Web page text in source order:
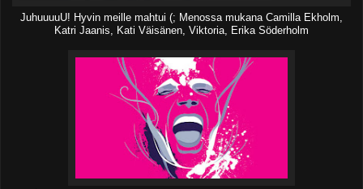
JuhuuuuU! Hyvin meille mahtui (; Menossa mukana Camilla Ekholm,
Katri Jaanis, Kati Väisänen, Viktoria, Erika Söderholm